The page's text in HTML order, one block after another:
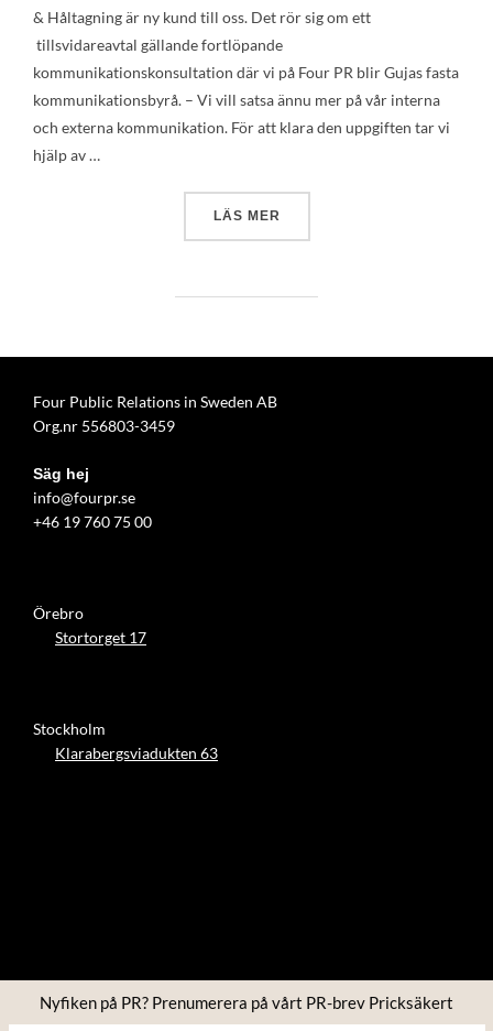
& Håltagning är ny kund till oss. Det rör sig om ett
tillsvidareavtal gällande fortlöpande
kommunikationskonsultation där vi på Four PR blir Gujas fasta
kommunikationsbyrå. – Vi vill satsa ännu mer på vår interna
och externa kommunikation. För att klara den uppgiften tar vi
hjälp av …
LÄS MER
Four Public Relations in Sweden AB
Org.nr 556803-3459
Säg hej
info@fourpr.se
+46 19 760 75 00
Örebro
Stortorget 17
Stockholm
Klarabergsviadukten 63
Copyright © 2026 Four PR
Nyfiken på PR? Prenumerera på vårt PR-brev Pricksäkert